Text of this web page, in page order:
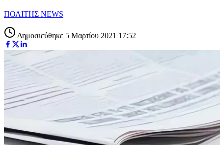
ΠΟΛΙΤΗΣ NEWS
Δημοσιεύθηκε 5 Μαρτίου 2021 17:52